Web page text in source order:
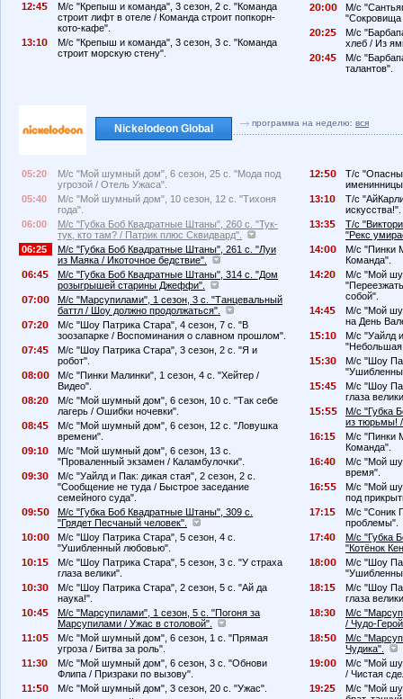
12:4
М/с "Крепыш и команда", 3 сезон, 2 с. "Команда
строит лифт в отеле / Команда строит попкорн-
кото-кафе".
13:1
М/с "Крепыш и команда", 3 сезон, 3 с. "Команда
строит морскую стену".
2
:
М/с
"Сокровища
2
:2
М/с
хлеб / Из
2
:4
М/с
талантов".
Nickelodeon Global программа на неделю: вся
05:20
М/с "Мой шумный дом", 6 сезон, 25 с. "Мода под
угрозой / Отель Ужаса".
05:40
М/с "Мой шумный дом", 10 сезон, 12 с. "Тихоня
года".
06:00
М/с "Губка Боб Квадратные Штаны", 260 с. "Тук-
тук, кто там? / Патрик плюс Сквидвард".
06:25
М/с "Губка Боб Квадратные Штаны", 261 с. "Луи
из Маяка / Икоточное бедствие".
6:4
М/с "Губка Боб Квадратные Штаны", 314 с. "Дом
розыгрышей старины Джеффи".
7:
М/с "Марсупилами", 1 сезон, 3 с. "Танцевальный
баттл / Шоу должно продолжаться".
7:2
М/с "Шоу Патрика Стара", 4 сезон, 7 с. "В
зоозапарке / Воспоминания о славном прошлом".
7:4
М/с "Шоу Патрика Стара", 3 сезон, 2 с. "Я и
робот".
8:
М/с "Пинки Малинки", 1 сезон, 4 с. "Хейтер /
Видео".
8:2
М/с "Мой шумный дом", 6 сезон, 10 с. "Так себе
лагерь / Ошибки ночевки".
8:4
М/с "Мой шумный дом", 6 сезон, 12 с. "Ловушка
времени".
9:1
М/с "Мой шумный дом", 6 сезон, 13 с.
"Проваленный экзамен / Каламбулочки".
9:3
М/с "Уайлд и Пак: дикая стая", 2 сезон, 2 с.
"Сообщение не туда / Быстрое заседание
семейного суда".
9:
М/с "Губка Боб Квадратные Штаны", 309 с.
"Грядет Песчаный человек".
1
:
М/с "Шоу Патрика Стара", 5 сезон, 4 с.
"Ушибленный любовью".
1
:1
М/с "Шоу Патрика Стара", 5 сезон, 3 с. "У страха
глаза велики".
1
:3
М/с "Шоу Патрика Стара", 2 сезон, 5 с. "Ай да
наука!".
1
:4
М/с "Марсупилами", 1 сезон, 5 с. "Погоня за
Марсупилами / Ужас в столовой".
11:
М/с "Мой шумный дом", 6 сезон, 1 с. "Прямая
угроза / Битва за роль".
11:3
М/с "Мой шумный дом", 6 сезон, 3 с. "Обнови
Флипа / Призраки по вызову".
11:
М/с "Мой шумный дом", 3 сезон, 20 с. "Ужас".
12:
Т/с
13:1
Т/с
искусства!".
13:3
Т/с
"Рекс
14:
М/с "Пинки
Команда".
14:2
М/с "Мой
собой".
14:4
М/с "Мой
на День
1
:1
М/с "Уайлд
"Небольшая
1
:3
М/с "Шоу
1
:4
М/с "Шоу
глаза
1
:
М/с "Губка
из тюрьмы!
16:1
М/с "Пинки
Команда".
16:4
М/с "Мой
время".
16:
М/с "Мой
под
17:1
М/с "Соник
проблемы".
17:4
М/с "Губка
"Котёнок
18:
М/с "Шоу
18:1
М/с "Шоу
глаза
18:3
М/с
/ Чудо-
18:
М/с
Чудика".
19:
М/с "Мой
/ Чистая
19:2
М/с "Мой